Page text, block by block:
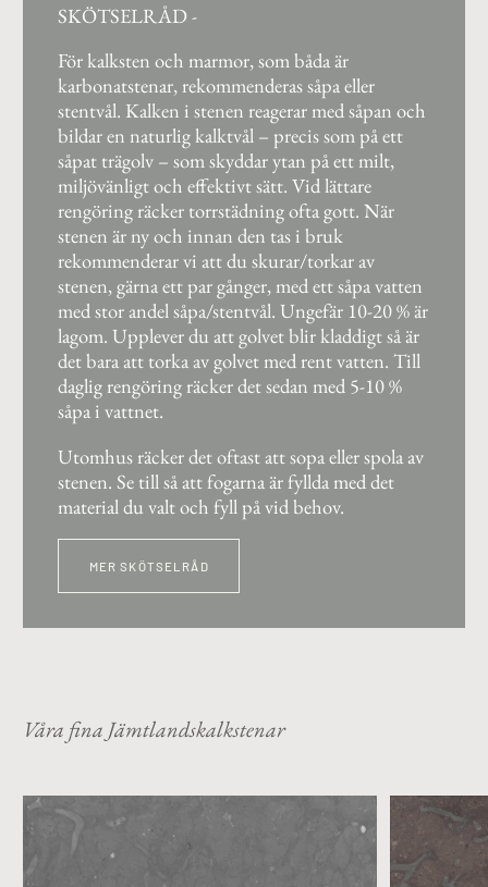
SKÖTSELRÅD -
För kalksten och marmor, som båda är
karbonatstenar, rekommenderas såpa eller
stentvål. Kalken i stenen reagerar med såpan och
bildar en naturlig kalktvål – precis som på ett
såpat trägolv – som skyddar ytan på ett milt,
miljövänligt och effektivt sätt. Vid lättare
rengöring räcker torrstädning ofta gott. När
stenen är ny och innan den tas i bruk
rekommenderar vi att du skurar/torkar av
stenen, gärna ett par gånger, med ett såpa vatten
med stor andel såpa/stentvål. Ungefär 10-20 % är
lagom. Upplever du att golvet blir kladdigt så är
det bara att torka av golvet med rent vatten. Till
daglig rengöring räcker det sedan med 5-10 %
såpa i vattnet.
Utomhus räcker det oftast att sopa eller spola av
stenen. Se till så att fogarna är fyllda med det
material du valt och fyll på vid behov.
MER SKÖTSELRÅD
Våra fina Jämtlandskalkstenar